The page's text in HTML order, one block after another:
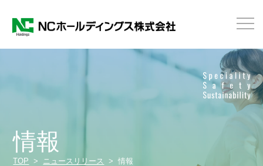
情報
TOP ニュースリリース 情報